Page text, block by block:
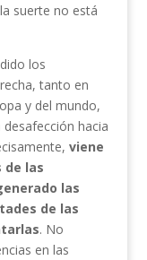
suerte no está
los
tanto en
y del mundo,
hacia
viene
de las
las
de las
. No
en las